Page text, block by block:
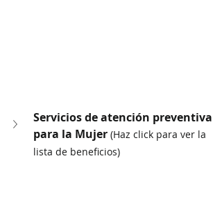
Servicios de atención preventiva
para la Mujer (Haz click para ver la
lista de beneficios)